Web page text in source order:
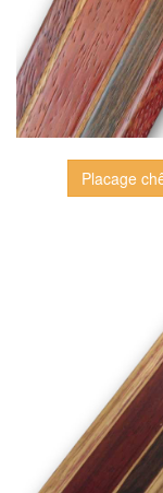
Placage